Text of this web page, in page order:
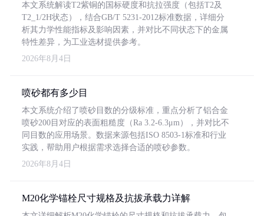
本文系统解读T2紫铜的国标硬度和抗拉强度（包括T2及
T2_1/2H状态），结合GB/T 5231-2012标准数据，详细分
析其力学性能指标及影响因素，并对比不同状态下的金属
特性差异，为工业选材提供参考。
2026年8月4日
喷砂都有多少目
本文系统介绍了喷砂目数的分级标准，重点分析了铝合金
喷砂200目对应的表面粗糙度（Ra 3.2-6.3μm），并对比不
同目数的应用场景。数据来源包括ISO 8503-1标准和行业
实践，帮助用户根据需求选择合适的喷砂参数。
2026年8月4日
M20化学锚栓尺寸规格及抗拔承载力详解